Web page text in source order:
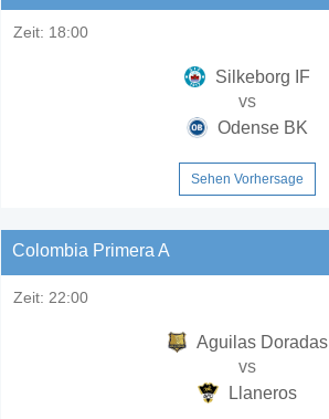
Zeit: 18:00
Silkeborg IF
vs
Odense BK
Sehen Vorhersage
Colombia Primera A
Zeit: 22:00
Aguilas Doradas
vs
Llaneros